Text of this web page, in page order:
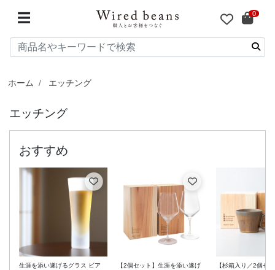
☰ 0
ホーム エッチング
エッチング
生涯を添い遂げるグラス ビア
【2個セット】生涯を添い遂げ
【杉箱入り／2個セ